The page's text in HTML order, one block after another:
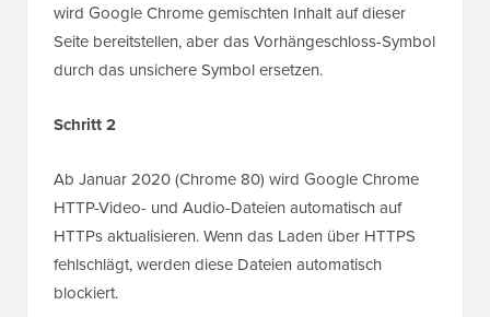
wird Google Chrome gemischten Inhalt auf dieser
Seite bereitstellen, aber das Vorhängeschloss-Symbol
durch das unsichere Symbol ersetzen.
Schritt 2
Ab Januar 2020 (Chrome 80) wird Google Chrome
HTTP-Video- und Audio-Dateien automatisch auf
HTTPs aktualisieren. Wenn das Laden über HTTPS
fehlschlägt, werden diese Dateien automatisch
blockiert.